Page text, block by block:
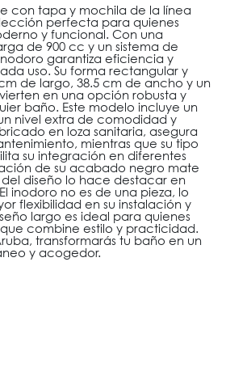
con tapa y mochila de la línea
perfecta para quienes
y funcional. Con una
de 900 cc y un sistema de
garantiza eficiencia y
uso. Su forma rectangular y
de largo, 38.5 cm de ancho y un
en una opción robusta y
baño. Este modelo incluye un
nivel extra de comodidad y
en loza sanitaria, asegura
mientras que su tipo
su integración en diferentes
de su acabado negro mate
diseño lo hace destacar en
inodoro no es de una pieza, lo
flexibilidad en su instalación y
largo es ideal para quienes
combine estilo y practicidad.
transformarás tu baño en un
y acogedor.